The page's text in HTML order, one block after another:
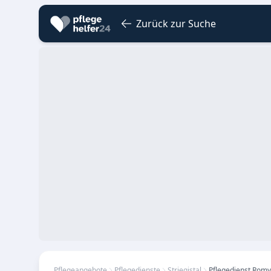
Zurück zur Suche